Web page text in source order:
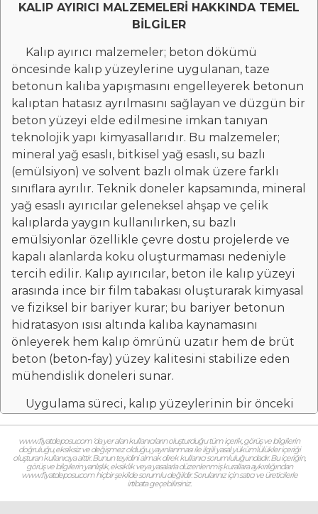
KALIP AYIRICI MALZEMELERİ HAKKINDA TEMEL
BİLGİLER
Kalıp ayırıcı malzemeler; beton dökümü
öncesinde kalıp yüzeylerine uygulanan, taze
betonun kalıba yapışmasını engelleyerek betonun
kalıptan hatasız ayrılmasını sağlayan ve düzgün bir
beton yüzeyi elde edilmesine imkan tanıyan
teknolojik yapı kimyasallarıdır. Bu malzemeler;
mineral yağ esaslı, bitkisel yağ esaslı, su bazlı
(emülsiyon) ve solvent bazlı olmak üzere farklı
sınıflara ayrılır. Teknik doneler kapsamında, mineral
yağ esaslı ayırıcılar geleneksel ahşap ve çelik
kalıplarda yaygın kullanılırken, su bazlı
emülsiyonlar özellikle çevre dostu projelerde ve
kapalı alanlarda koku oluşturmaması nedeniyle
tercih edilir. Kalıp ayırıcılar, beton ile kalıp yüzeyi
arasında ince bir film tabakası oluşturarak kimyasal
ve fiziksel bir bariyer kurar; bu bariyer betonun
hidratasyon ısısı altında kalıba kaynamasını
önleyerek hem kalıp ömrünü uzatır hem de brüt
beton (beton-fay) yüzey kalitesini stabilize eden
mühendislik doneleri sunar.
Uygulama süreci, kalıp yüzeylerinin bir önceki
pastan mekanik yöntemlerle tamamen
arındırılmasıyla başlar. Malzeme, yüzeye rulo, fırça
veya en yaygın ve verimli yöntem olan püskürtme
(spray) yoluyla uygulanmalıdır. Püskürtme
yönteminde malzemenin yüzeyde göllenme
www.fiyatdeposu.com ‘da yer alan kullanıcıların oluşturduğu tüm içerik, görüş ve bilgilerin
doğruluğu, eksiksiz ve değişmez olduğu, yayınlanması ile ilgili yasal yükümlülükler içeriği
oluşturan kullanıcıya aittir. Bunun teyidini almak direk kullanıcı sorumluluğundadır. Bu içeriğin,
görüş ve bilgilerin yanlışlık, eksiklik veya yasalarla düzenlenmiş kurallara aykırılığından
www.fiyatdeposu.com hiçbir şekilde sorumlu değildir. Sorularınız için satıcı ve üreticilerle
irtibata geçebilirsiniz.